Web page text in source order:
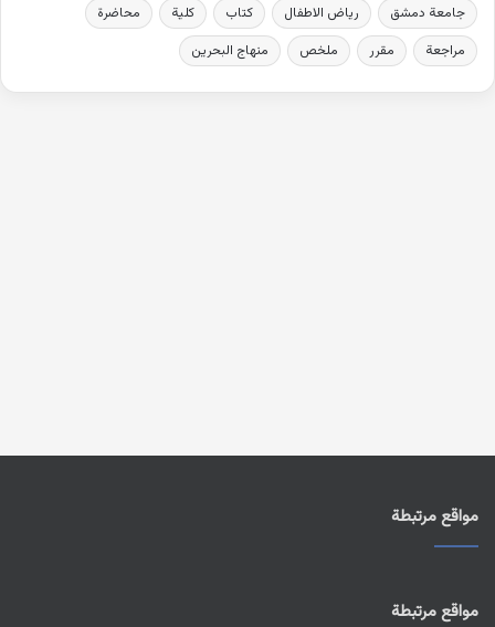
جامعة دمشق
رياض الاطفال كتاب كلية
محاضرة
مراجعة
مقرر ملخص منهاج البحرين
مواقع مرتبطة
مواقع مرتبطة